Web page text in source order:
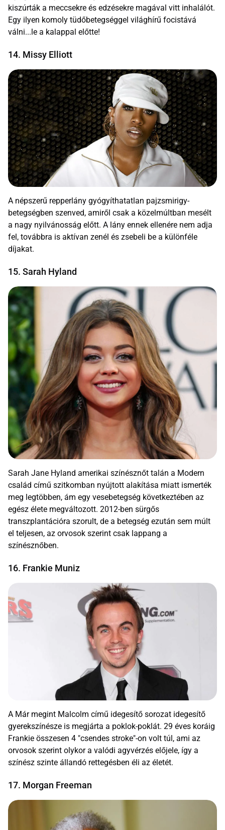
kiszúrták a meccsekre és edzésekre magával vitt inhalálót.
Egy ilyen komoly tüdőbetegséggel világhírű focistává
válni...le a kalappal előtte!
14. Missy Elliott
A népszerű repperlány gyógyíthatatlan pajzsmirigy-
betegségben szenved, amiről csak a közelmúltban mesélt
a nagy nyilvánosság előtt. A lány ennek ellenére nem adja
fel, továbbra is aktívan zenél és zsebeli be a különféle
díjakat.
15. Sarah Hyland
Sarah Jane Hyland amerikai színésznőt talán a Modern
család című szitkomban nyújtott alakítása miatt ismerték
meg legtöbben, ám egy vesebetegség következtében az
egész élete megváltozott. 2012-ben sürgős
transzplantációra szorult, de a betegség ezután sem múlt
el teljesen, az orvosok szerint csak lappang a
színésznőben.
16. Frankie Muniz
A Már megint Malcolm című idegesítő sorozat idegesítő
gyerekszínésze is megjárta a poklok-poklát. 29 éves koráig
Frankie összesen 4 "csendes stroke"-on volt túl, ami az
orvosok szerint olykor a valódi agyvérzés előjele, így a
színész szinte állandó rettegésben éli az életét.
17. Morgan Freeman